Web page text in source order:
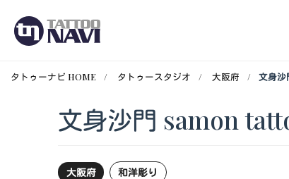
タトゥーナビ HOME タトゥースタジオ 大阪府 文身沙
文身沙門 samon
大阪府 和洋彫り